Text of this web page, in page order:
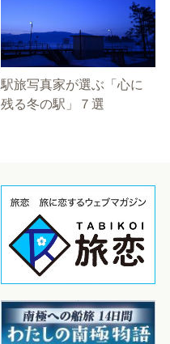
駅旅写真家が選ぶ「心に
残る冬の駅」７選